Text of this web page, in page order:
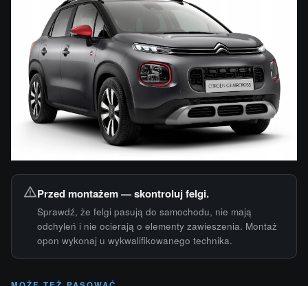
Przed montażem — skontroluj felgi.
Sprawdź, że felgi pasują do samochodu, nie mają
odchyleń i nie ocierają o elementy zawieszenia. Montaż
opon wykonaj u wykwalifikowanego technika.